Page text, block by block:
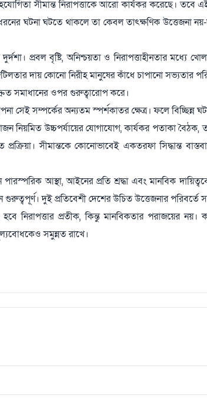
সীমান্ত নিরাপত্তাকে আরো কার্যকর করেছে। তবে
ঘটনা ঘটতে থাকলে তা কেবল তাৎক্ষণিক উত্তেজনা নয়-
প্রবল বৃষ্টি, অনিশ্চয়তা ও নিরাপত্তাহীনতার মধ্যে
দায় কোনো নিরীহ মানুষের কাঁধে চাপানো সভ্যতার
সমাধানের ওপর গুরুত্বারোপ করে।
সেই সম্পর্কের অন্যতম স্পর্শকাতর ক্ষেত্র। ফলে বিচ্ছিন্ন
নিয়মিত উচ্চপর্যায়ের যোগাযোগ, কার্যকর পতাকা বৈঠক,
সীমান্তকে কোনোভাবেই একতরফা সিদ্ধান্ত
আস্থা, আইনের প্রতি শ্রদ্ধা এবং মানবিক
গুরুত্বপূর্ণ। দুই প্রতিবেশী দেশের উচিত উত্তেজনার পরিবর্তে
নিরাপত্তার প্রতীক, কিন্তু মানবিকতার পরাজয়ের নয়।
সমুন্নত রাখে।